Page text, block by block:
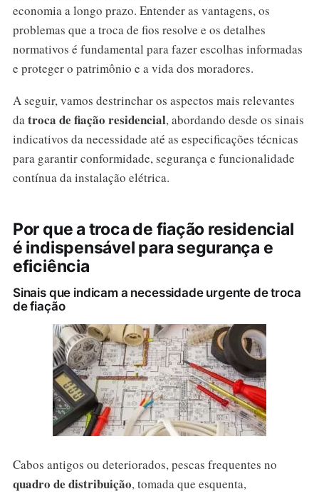
economia a longo prazo. Entender as vantagens, os
problemas que a troca de fios resolve e os detalhes
normativos é fundamental para fazer escolhas informadas
e proteger o patrimônio e a vida dos moradores.
A seguir, vamos destrinchar os aspectos mais relevantes
da troca de fiação residencial, abordando desde os sinais
indicativos da necessidade até as especificações técnicas
para garantir conformidade, segurança e funcionalidade
contínua da instalação elétrica.
Por que a troca de fiação residencial
é indispensável para segurança e
eficiência
Sinais que indicam a necessidade urgente de troca
de fiação
Cabos antigos ou deteriorados, pescas frequentes no
quadro de distribuição, tomada que esquenta,